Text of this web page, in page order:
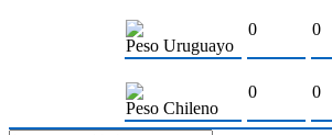
Peso Uruguayo
0 0
Peso Chileno
0 0